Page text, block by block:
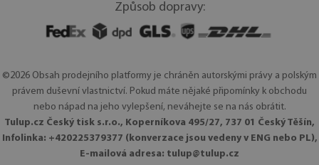
Způsob dopravy:
©2026 Obsah prodejního platformy je chráněn autorskými právy a polským
právem duševní vlastnictví. Pokud máte nějaké připomínky k obchodu
nebo nápad na jeho vylepšení, neváhejte se na nás obrátit.
Tulup.cz Český tisk s.r.o., Koperníkova 495/27, 737 01 Český Těšín,
Infolinka: +420225379377 (konverzace jsou vedeny v ENG nebo PL),
E-mailová adresa: tulup@tulup.cz